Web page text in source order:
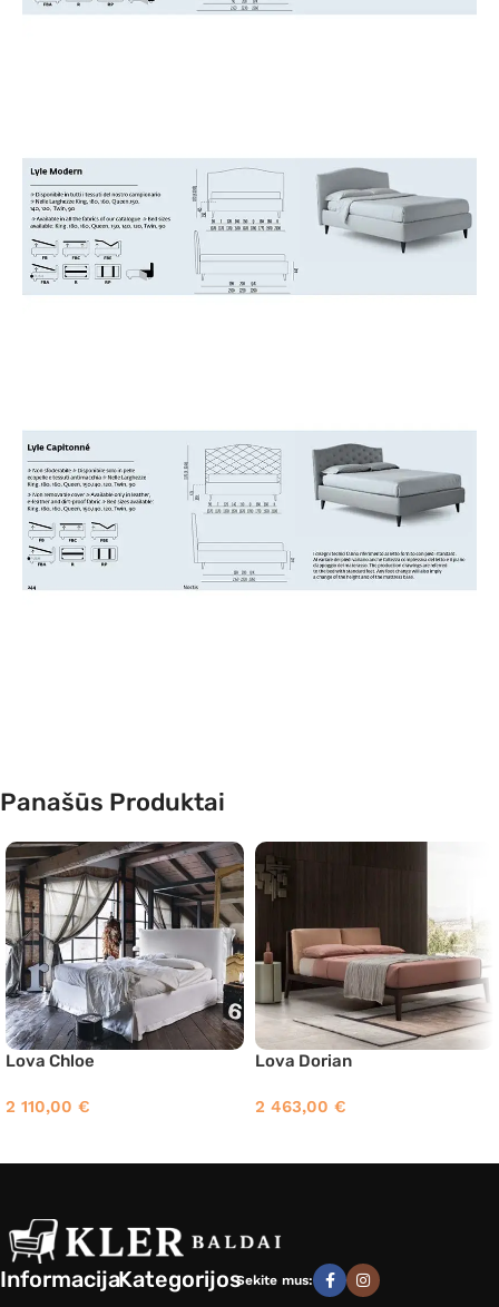
Panašūs Produktai
Lova Chloe
2 110,00 €
Lova Dorian
2 463,00 €
InformacijaKategorijosSekite mus: